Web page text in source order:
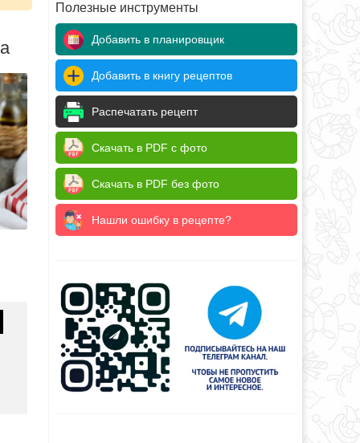
Полезные инструменты
Добавить в планировщик
Добавить в книгу рецептов
Распечатать рецепт
Скачать в PDF с фото
Скачать в PDF без фото
Нашли ошибку в рецепте?